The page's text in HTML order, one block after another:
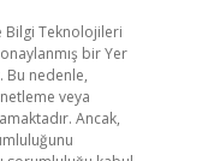
Bilgi Teknolojileri
bir Yer
Bu nedenle,
veya
Ancak,